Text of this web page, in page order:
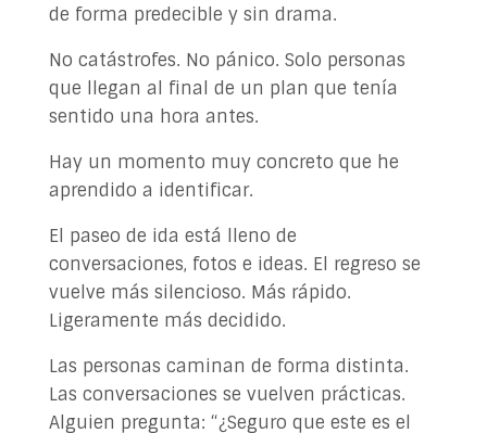
de forma predecible y sin drama.
No catástrofes. No pánico. Solo personas
que llegan al final de un plan que tenía
sentido una hora antes.
Hay un momento muy concreto que he
aprendido a identificar.
El paseo de ida está lleno de
conversaciones, fotos e ideas. El regreso se
vuelve más silencioso. Más rápido.
Ligeramente más decidido.
Las personas caminan de forma distinta.
Las conversaciones se vuelven prácticas.
Alguien pregunta: “¿Seguro que este es el